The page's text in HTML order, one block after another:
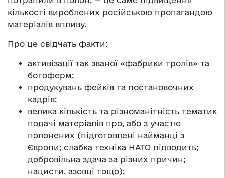
кількості вироблених російською пропагандою
матеріалів впливу.
Про це свідчать факти:
активізації так званої «фабрики тролів» та
ботоферм;
продукувань фейків та постановочних
кадрів;
велика кількість та різноманітність тематик
подачі матеріалів про, або з участю
полонених (підготовлені найманці з
Європи; слабка техніка НАТО підводить;
добровільна здача за різних причин;
нацисти, азовці тощо);